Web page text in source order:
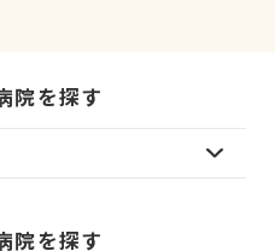
院を探す
院を探す